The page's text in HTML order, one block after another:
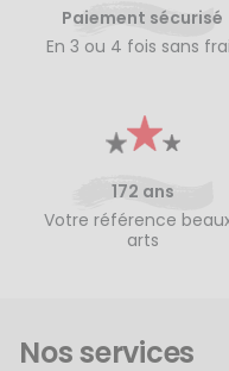
Paiement sécurisé
En 3 ou 4 fois sans
172 ans
Votre référence
arts
Nos services